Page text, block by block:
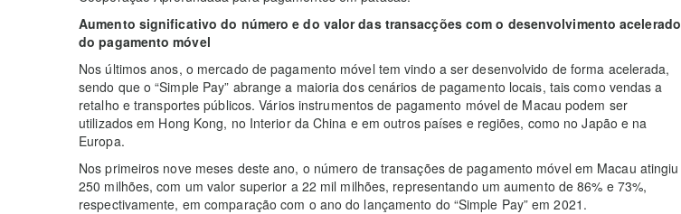
Aumento significativo do número e do valor das transacções com o desenvolvimento acelerado
do pagamento móvel
Nos últimos anos, o mercado de pagamento móvel tem vindo a ser desenvolvido de forma acelerada,
sendo que o “Simple Pay” abrange a maioria dos cenários de pagamento locais, tais como vendas a
retalho e transportes públicos. Vários instrumentos de pagamento móvel de Macau podem ser
utilizados em Hong Kong, no Interior da China e em outros países e regiões, como no Japão e na
Europa.
Nos primeiros nove meses deste ano, o número de transações de pagamento móvel em Macau atingiu
250 milhões, com um valor superior a 22 mil milhões, representando um aumento de 86% e 73%,
respectivamente, em comparação com o ano do lançamento do “Simple Pay” em 2021.